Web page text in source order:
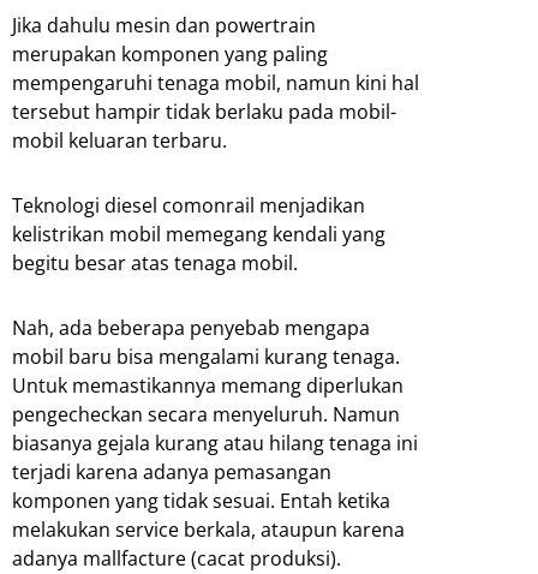
Jika dahulu mesin dan powertrain
merupakan komponen yang paling
mempengaruhi tenaga mobil, namun kini hal
tersebut hampir tidak berlaku pada mobil-
mobil keluaran terbaru.
Teknologi diesel comonrail menjadikan
kelistrikan mobil memegang kendali yang
begitu besar atas tenaga mobil.
Nah, ada beberapa penyebab mengapa
mobil baru bisa mengalami kurang tenaga.
Untuk memastikannya memang diperlukan
pengecheckan secara menyeluruh. Namun
biasanya gejala kurang atau hilang tenaga ini
terjadi karena adanya pemasangan
komponen yang tidak sesuai. Entah ketika
melakukan service berkala, ataupun karena
adanya mallfacture (cacat produksi).